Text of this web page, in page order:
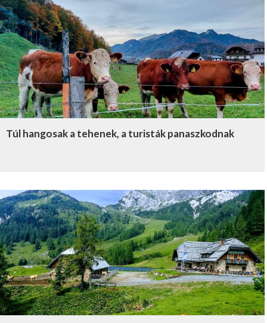
Túl hangosak a tehenek, a turisták panaszkodnak